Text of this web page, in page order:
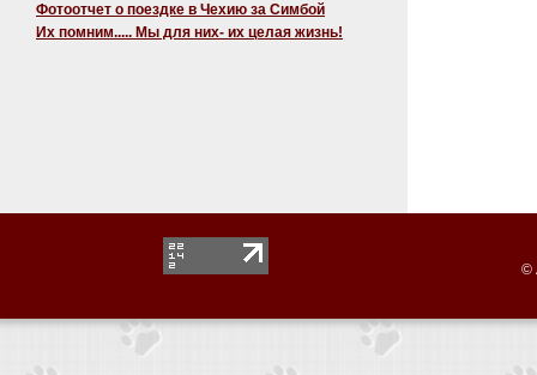
Фотоотчет о поездке в Чехию за Симбой
Их помним..... Мы для них- их целая жизнь!
©